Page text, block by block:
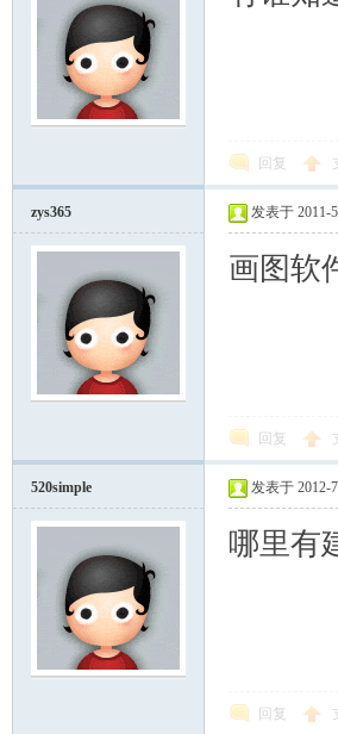
回复
zys365 发表于 2011-
画图软
回复
520simple 发表于 2012-
哪里有
回复